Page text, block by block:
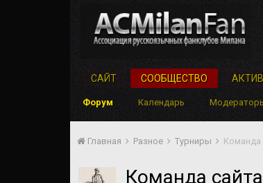
САЙТ СООБЩЕСТВО
Форум Календарь
Главная Разное Турниры Команда
Команда